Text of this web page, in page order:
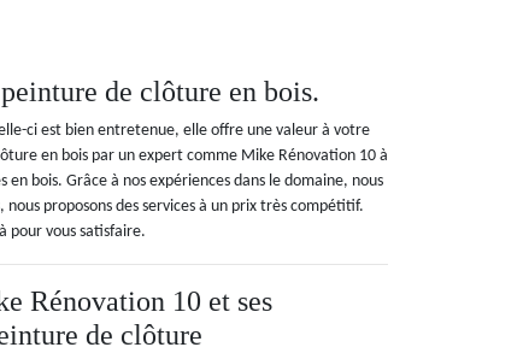
de clôture en bois.
ci est bien entretenue, elle offre une valeur à votre
en bois par un expert comme Mike Rénovation 10 à
bois. Grâce à nos expériences dans le domaine, nous
proposons des services à un prix très compétitif.
pour vous satisfaire.
Rénovation 10 et ses
de clôture